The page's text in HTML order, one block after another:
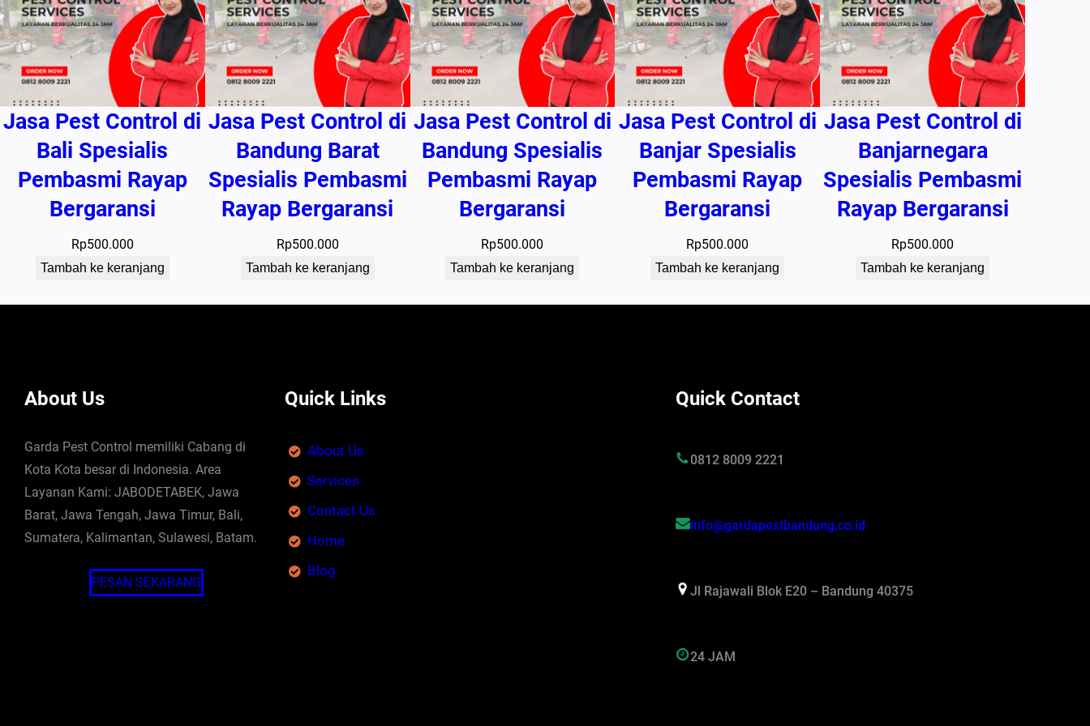
e
r
g
a
a
Jasa Pest Control di
Bali Spesialis
Pembasmi Rayap
Bergaransi
Rp500.000
Tambah ke keranjang
Jasa Pest Control di
Bandung Barat
Spesialis Pembasmi
Rayap Bergaransi
Rp500.000
Tambah ke keranjang
Jasa Pest Control di
Bandung Spesialis
Pembasmi Rayap
Bergaransi
Rp500.000
Tambah ke keranjang
Jasa Pest Control di
Banjar Spesialis
Pembasmi Rayap
Bergaransi
Rp500.000
Tambah ke keranjang
Jasa Pest Control di
Banjarnegara
Spesialis Pembasmi
Rayap Bergaransi
Rp500.000
Tambah ke keranjang
About Us
Garda Pest Control memiliki Cabang di
Kota Kota besar di Indonesia. Area
Layanan Kami: JABODETABEK, Jawa
Barat, Jawa Tengah, Jawa Timur, Bali,
Sumatera, Kalimantan, Sulawesi, Batam.
PESAN SEKARANG
Quick Links
About Us
Services
Contact Us
Home
Blog
Quick Contact
0812 8009 2221
info@gardapestbandung.co.id
Jl Rajawali Blok E20 – Bandung 40375
24 JAM